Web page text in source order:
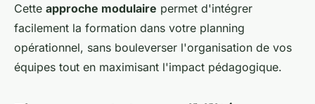
Cette approche modulaire permet d'intégrer
facilement la formation dans votre planning
opérationnel, sans bouleverser l'organisation de vos
équipes tout en maximisant l'impact pédagogique.